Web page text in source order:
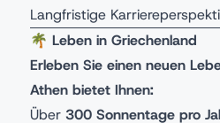
Langfristige
🌴 Leben in Griechenland
Erleben Sie einen neuen
Athen bietet Ihnen:
Über 300 Sonnentage pro